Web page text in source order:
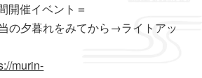
開催イベント＝
の夕暮れをみてから→ライトアッ
murin-